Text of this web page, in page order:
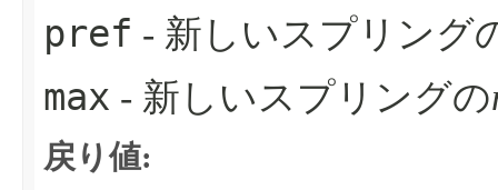
pref - 新しいスプリング
max - 新しいスプリングの
戻り値: